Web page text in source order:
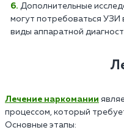
Дополнительные
могут потребоваться УЗИ
виды аппаратной
Лечение наркомании
процессом, который
Основные этапы: